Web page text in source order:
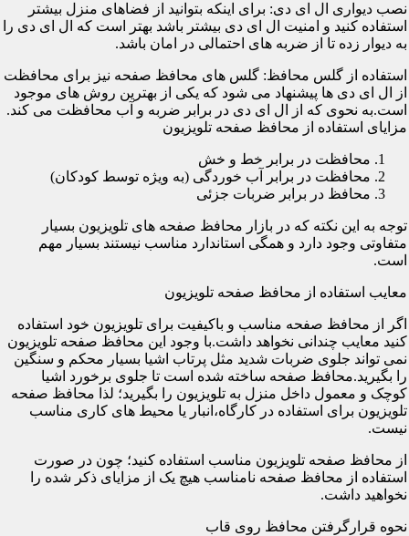
نصب دیواری ال ای دی: برای اینکه بتوانید از فضاهای منزل بیشتر
استفاده کنید و امنیت ال ای دی بیشتر باشد بهتر است که ال ای دی را
به دیوار زده تا از ضربه های احتمالی در امان باشد.
استفاده از گلس محافظ: گلس های محافظ صفحه نیز برای محافظت
از ال ای دی ها پیشنهاد می شود که یکی از بهترین روش های موجود
است.به نحوی که از ال ای دی در برابر ضربه و آب محافظت می کند.
مزایای استفاده از محافظ صفحه تلویزیون
محافظت در برابر خط و خش
محافظت در برابر آب خوردگی (به ویژه توسط کودکان)
محافظ در برابر ضربات جزئی
توجه به این نکته که در بازار محافظ صفحه های تلویزیون بسیار
متفاوتی وجود دارد و همگی استاندارد مناسب نیستند بسیار مهم
است.
معایب استفاده از محافظ صفحه تلویزیون
اگر از محافظ صفحه مناسب و باکیفیت برای تلویزیون خود استفاده
کنید معایب چندانی نخواهد داشت.با وجود این محافظ صفحه تلویزیون
نمی تواند جلوی ضربات شدید مثل پرتاب اشیا بسیار محکم و سنگین
را بگیرید.محافظ صفحه ساخته شده است تا جلوی برخورد اشیا
کوچک و معمول داخل منزل به تلویزیون را بگیرید؛ لذا محافظ صفحه
تلویزیون برای استفاده در کارگاه،انبار یا محیط های کاری مناسب
نیست.
از محافظ صفحه تلویزیون مناسب استفاده کنید؛ چون در صورت
استفاده از محافظ صفحه نامناسب هیچ یک از مزایای ذکر شده را
نخواهید داشت.
نحوه قرارگرفتن محافظ روی قاب